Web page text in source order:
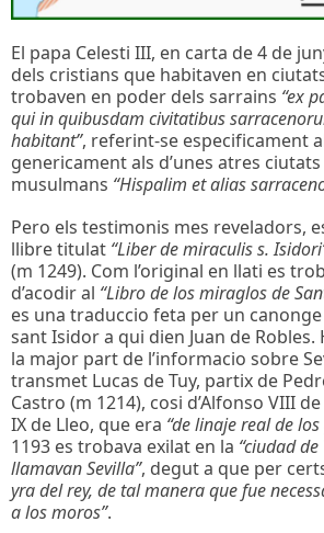
El papa Celesti III, en carta de 4 de
dels cristians que habitaven en
trobaven en poder dels sarrains “ex
qui in quibusdam civitatibus
habitant”, referint-se especificament
genericament als d’unes atres
musulmans “Hispalim et alias
Pero els testimonis mes reveladors,
llibre titulat “Liber de miraculis s.
(m 1249). Com l’original en llati es
d’acodir al “Libro de los miraglos de
es una traduccio feta per un
sant Isidor a qui dien Juan de Robles.
la major part de l’informacio sobre
transmet Lucas de Tuy, partix de
Castro (m 1214), cosi d’Alfonso VIII
IX de Lleo, que era “de linaje real de
1193 es trobava exilat en la “ciudad
llamavan Sevilla”, degut a que per
yra del rey, de tal manera que fue
a los moros”.